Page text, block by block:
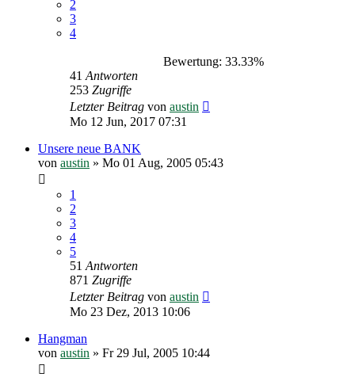
2
3
4
Bewertung: 33.33%
41Antworten
253 Zugriffe
Letzter Beitrag von austin
Mo 12 Jun, 2017 07:31
Unsere neue BANK
von austin » Mo 01 Aug, 2005 05:43
1
2
3
4
5
51Antworten
871 Zugriffe
Letzter Beitrag von austin
Mo 23 Dez, 2013 10:06
Hangman
von austin » Fr 29 Jul, 2005 10:44